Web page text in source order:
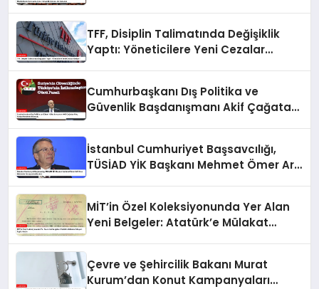
TFF, Disiplin Talimatında Değişiklik
Yaptı: Yöneticilere Yeni Cezalar
Cumhurbaşkanı Dış Politika ve
Güvenlik Başdanışmanı Akif Çağatay
İstanbul Cumhuriyet Başsavcılığı,
TÜSİAD YİK Başkanı Mehmet Ömer Arif
MİT’in Özel Koleksiyonunda Yer Alan
Yeni Belgeler: Atatürk’e Mülakat
Çevre ve Şehircilik Bakanı Murat
Kurum’dan Konut Kampanyaları